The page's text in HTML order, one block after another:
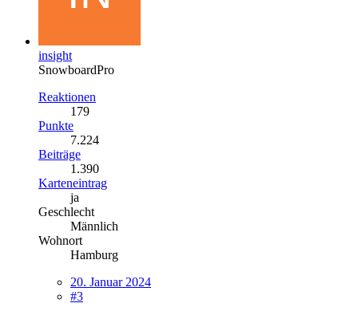
insight
SnowboardPro
Reaktionen
179
Punkte
7.224
Beiträge
1.390
Karteneintrag
ja
Geschlecht
Männlich
Wohnort
Hamburg
20. Januar 2024
#3